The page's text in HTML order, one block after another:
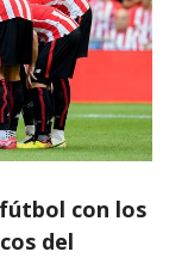
con los
del